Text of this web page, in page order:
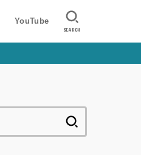
YouTube
SEARCH